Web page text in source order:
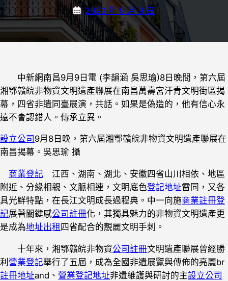
2023 年 9 月 9 日
中新網南昌9月9日電 (李韻涵 吳思瑜)8日晚間，第六屆
湘鄂贛皖非物資文明遺產聯展在南昌萬壽宮汗青文明街區揭
幕，四省非遺同臺展演，共話。如果是偽造的，他有信心永
遠不會認錯人。傳承立異。
設立公司 9月8日晚，第六屆湘鄂贛皖非物資文明遺產聯展在
南昌揭幕。吳思瑜 攝
商業登記 江西、湖南、湖北、安徽四省山川相依、地區
附近、分緣相親、文脈相連，文明底色登記地址雷同，又各
具光鮮特點，在長江文明成長過程典。中一向施商業註冊登
記展著關鍵感公司註冊化，其獨具魅力的非物資文明遺產更
是成為地址出租 四省配合的靚麗文明手刺。
十年來，湘鄂贛皖非物資公司註冊文明遺產聯展曾經勝
利 營業登記舉行了五屆，成為全國非遺展覽與傳佈的亮麗br
註冊地址and、 營業登記地址非遺維護與研討的主設立公司